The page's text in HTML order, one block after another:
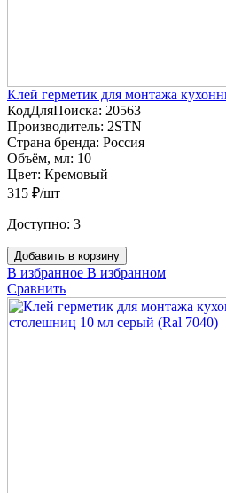
Клей герметик для монтажа
КодДляПоиска: 20563
Производитель: 2STN
Страна бренда: Россия
Объём, мл: 10
Цвет: Кремовый
315 ₽/шт
Доступно: 3
Добавить в корзину
В избранное В избранном
Сравнить